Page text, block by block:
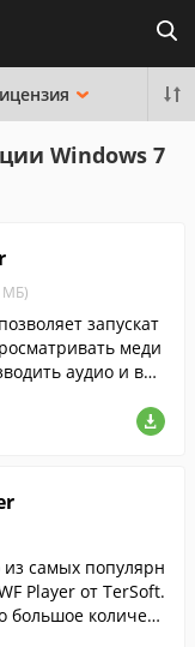
Windows 7
МБ)
запускат
меди
аудио и вид
самых популярн
Player от TerSoft.
большое количест